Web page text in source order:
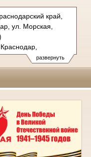
развернуть
край,
ул. Морская,
д.113 (Уг.)
219-24-00